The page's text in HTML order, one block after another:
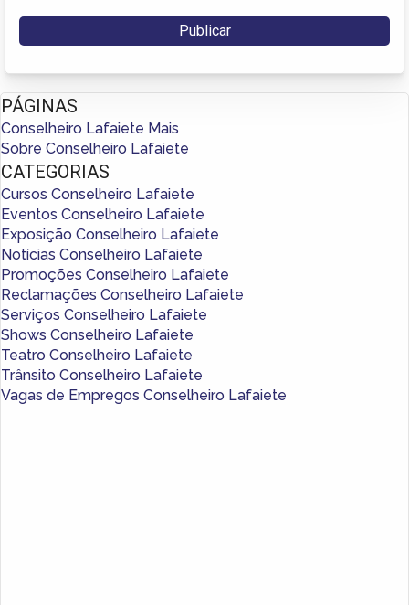
PÁGINAS
Conselheiro Lafaiete Mais
Sobre Conselheiro Lafaiete
CATEGORIAS
Cursos Conselheiro Lafaiete
Eventos Conselheiro Lafaiete
Exposição Conselheiro Lafaiete
Notícias Conselheiro Lafaiete
Promoções Conselheiro Lafaiete
Reclamações Conselheiro Lafaiete
Serviços Conselheiro Lafaiete
Shows Conselheiro Lafaiete
Teatro Conselheiro Lafaiete
Trânsito Conselheiro Lafaiete
Vagas de Empregos Conselheiro Lafaiete